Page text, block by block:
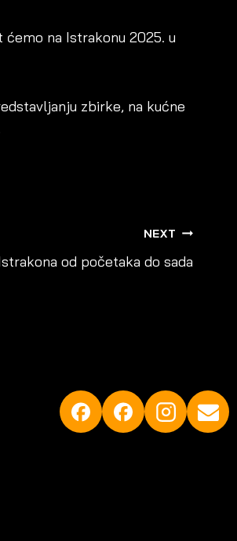
na Istrakonu 2025. u
zbirke, na kućne
NEXT
od početaka do sada